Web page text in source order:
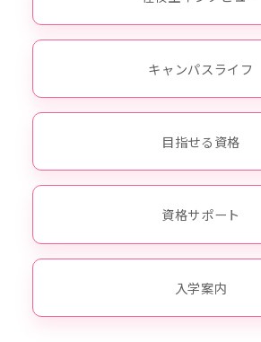
キャンパスライフ
目指せる資格
資格サポート
入学案内